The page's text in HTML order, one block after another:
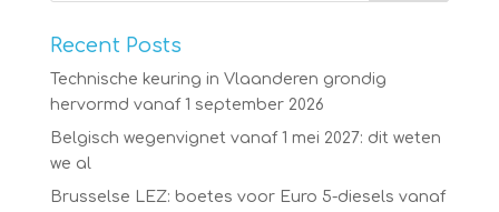
Recent Posts
Technische keuring in Vlaanderen grondig
hervormd vanaf 1 september 2026
Belgisch wegenvignet vanaf 1 mei 2027: dit weten
we al
Brusselse LEZ: boetes voor Euro 5-diesels vanaf